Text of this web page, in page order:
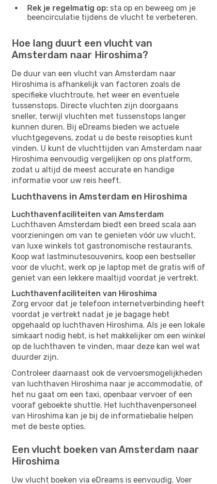
Rek je regelmatig op: sta op en beweeg om je
beencirculatie tijdens de vlucht te verbeteren.
Hoe lang duurt een vlucht van
Amsterdam naar Hiroshima?
De duur van een vlucht van Amsterdam naar
Hiroshima is afhankelijk van factoren zoals de
specifieke vluchtroute, het weer en eventuele
tussenstops. Directe vluchten zijn doorgaans
sneller, terwijl vluchten met tussenstops langer
kunnen duren. Bij eDreams bieden we actuele
vluchtgegevens, zodat u de beste reisopties kunt
vinden. U kunt de vluchttijden van Amsterdam naar
Hiroshima eenvoudig vergelijken op ons platform,
zodat u altijd de meest accurate en handige
informatie voor uw reis heeft.
Luchthavens in Amsterdam en Hiroshima
Luchthavenfaciliteiten van Amsterdam
Luchthaven Amsterdam biedt een breed scala aan
voorzieningen om van te genieten vóór uw vlucht,
van luxe winkels tot gastronomische restaurants.
Koop wat lastminutesouvenirs, koop een bestseller
voor de vlucht, werk op je laptop met de gratis wifi of
geniet van een lekkere maaltijd voordat je vertrekt.
Luchthavenfaciliteiten van Hiroshima
Zorg ervoor dat je telefoon internetverbinding heeft
voordat je vertrekt nadat je je bagage hebt
opgehaald op luchthaven Hiroshima. Als je een lokale
simkaart nodig hebt, is het makkelijker om een ​​winkel
op de luchthaven te vinden, maar deze kan wel wat
duurder zijn.
Controleer daarnaast ook de vervoersmogelijkheden
van luchthaven Hiroshima naar je accommodatie, of
het nu gaat om een ​​taxi, openbaar vervoer of een
vooraf geboekte shuttle. Het luchthavenpersoneel
van Hiroshima kan je bij de informatiebalie helpen
met de beste opties.
Een vlucht boeken van Amsterdam naar
Hiroshima
Uw vlucht boeken via eDreams is eenvoudig. Voer